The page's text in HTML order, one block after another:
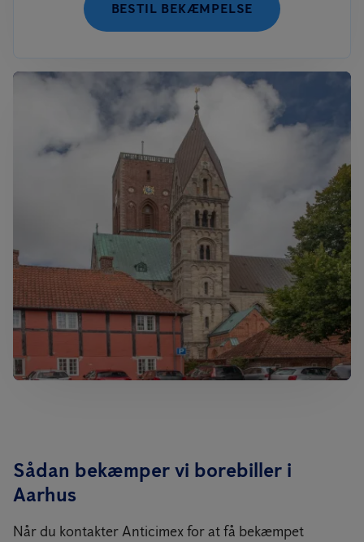
BESTIL BEKÆMPELSE
Sådan bekæmper vi borebiller i
Aarhus
Når du kontakter Anticimex for at få bekæmpet